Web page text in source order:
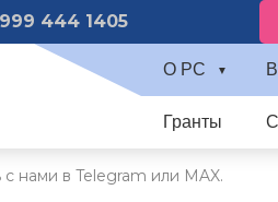
444 1405
О PC
Гранты
нами в Telegram или MAX.